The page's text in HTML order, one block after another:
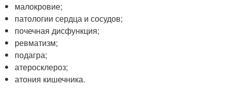
малокровие;
патологии сердца и сосудов;
почечная дисфункция;
ревматизм;
подагра;
атеросклероз;
атония кишечника.